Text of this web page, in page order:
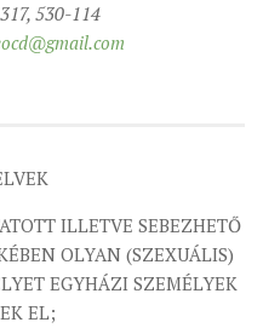
530-114
ILLETVE SEBEZHETŐ
OLYAN (SZEXUÁLIS)
EGYHÁZI SZEMÉLYEK
EL;